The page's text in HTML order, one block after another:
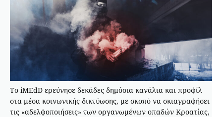
Το iMEdD ερεύνησε δεκάδες δημόσια κανάλια και προφίλ
στα μέσα κοινωνικής δικτύωσης, με σκοπό να σκιαγραφήσει
τις «αδελφοποιήσεις» των οργανωμένων οπαδών Κροατίας,